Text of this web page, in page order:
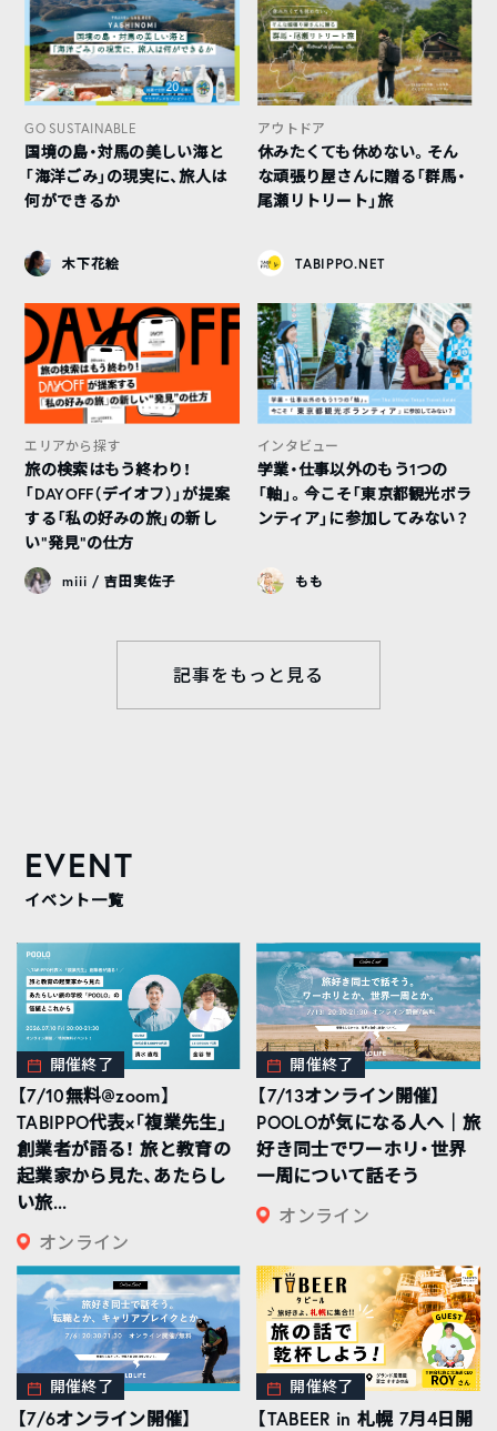
GO SUSTAINABLE
国境の島・対馬の美しい海と
「海洋ごみ」の現実に、旅人は
何ができるか
木下花絵
アウトドア
休みたくても休めない。そん
な頑張り屋さんに贈る「群馬・
尾瀬リトリート」旅
TABIPPO.NET
エリアから探す
旅の検索はもう終わり！
「DAYOFF（デイオフ）」が提案
する「私の好みの旅」の新し
い“発見”の仕方
miii / 吉田実佐子
インタビュー
学業・仕事以外のもう1つの
「軸」。今こそ「東京都観光ボラ
ンティア」に参加してみない？
もも
記事をもっと見る
EVENT
イベント一覧
開催終了
【7/10無料@zoom】
TABIPPO代表×「複業先生」
創業者が語る！ 旅と教育の
起業家から見た、あたらし
い旅...
オンライン
開催終了
【7/13オンライン開催】
POOLOが気になる人へ｜旅
好き同士でワーホリ・世界
一周について話そう
オンライン
開催終了
【7/6オンライン開催】
開催終了
【TABEER in 札幌 7月4日開